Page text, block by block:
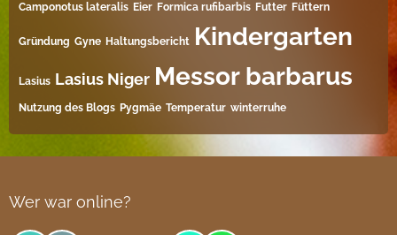
Camponotus lateralis Eier Formica rufibarbis Futter Füttern
Gründung Gyne Haltungsbericht Kindergarten
Lasius Lasius Niger Messor barbarus
Nutzung des Blogs Pygmäe Temperatur winterruhe
Wer war online?